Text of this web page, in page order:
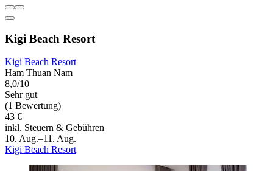
Kigi Beach Resort
Kigi Beach Resort
Ham Thuan Nam
8,0/10
Sehr gut
(1 Bewertung)
43 €
inkl. Steuern & Gebühren
10. Aug.–11. Aug.
Kigi Beach Resort